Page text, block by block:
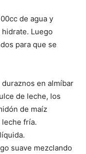
de agua y
Luego
para que se
en almíbar
de leche, los
de maíz
fría.
suave mezclando